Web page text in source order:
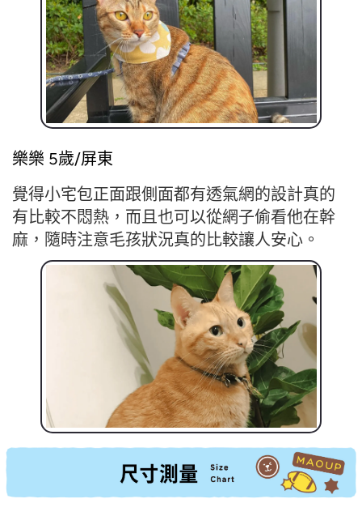
樂樂 5歲/屏東
覺得小宅包正面跟側面都有透氣網的設計真的
有比較不悶熱，而且也可以從網子偷看他在幹
麻，隨時注意毛孩狀況真的比較讓人安心。